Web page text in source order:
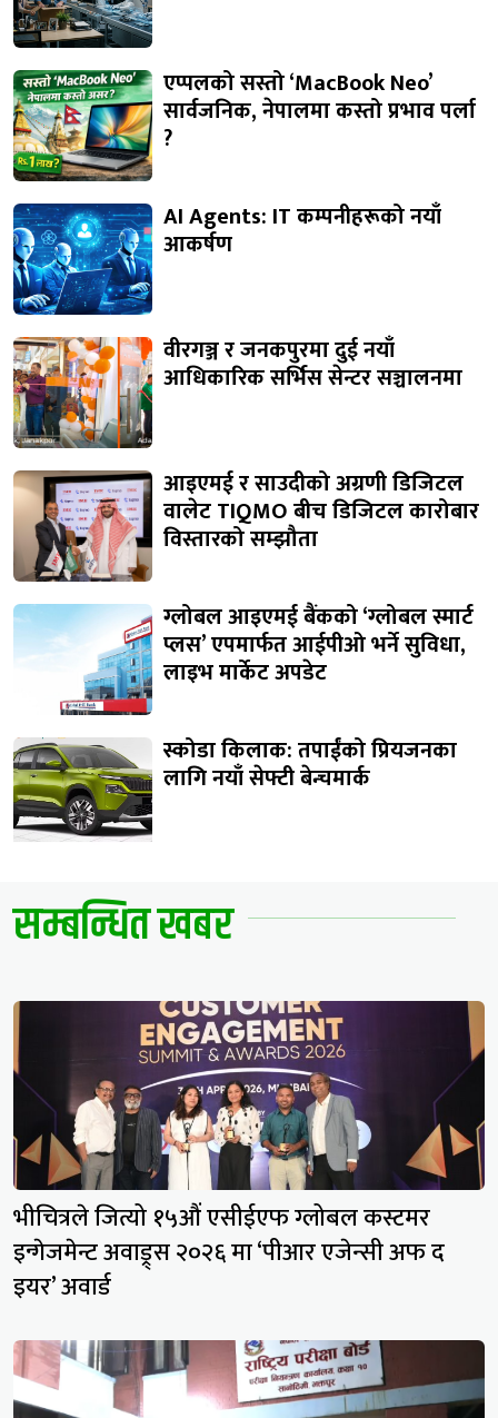
एप्पलको सस्तो ‘MacBook Neo’
सार्वजनिक, नेपालमा कस्तो प्रभाव पर्ला
?
AI Agents: IT कम्पनीहरूको नयाँ
आकर्षण
वीरगञ्ज र जनकपुरमा दुई नयाँ
आधिकारिक सर्भिस सेन्टर सञ्चालनमा
आइएमई र साउदीको अग्रणी डिजिटल
वालेट TIQMO बीच डिजिटल कारोबार
विस्तारको सम्झौता
ग्लोबल आइएमई बैंकको ‘ग्लोबल स्मार्ट
प्लस’ एपमार्फत आईपीओ भर्ने सुविधा,
लाइभ मार्केट अपडेट
स्कोडा किलाक: तपाईंको प्रियजनका
लागि नयाँ सेफ्टी बेन्चमार्क
सम्बन्धित खबर
भीचित्रले जित्यो १५औं एसीईएफ ग्लोबल कस्टमर
इन्गेजमेन्ट अवाड्र्स २०२६ मा ‘पीआर एजेन्सी अफ द
इयर’ अवार्ड